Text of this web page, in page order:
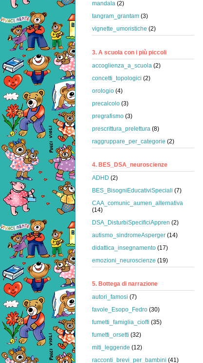
mandala (2)
tangram_grantam (3)
vignette_umoristiche (2)
3. A scuola con i più piccoli
accoglienza_a_scuola (2)
concetti_topologici (2)
orologio (4)
precalcolo (3)
pregrafismo (3)
prescrittura_prelettura (8)
raggruppare_per_categorie (2)
4. BES_DSA_neuroscienze
ADHD (2)
BES_BisogniEducativiSpeciali (7)
CAA_comunic_aumen_alternativa
(14)
DSA_DisturbiSpecificiAppren (2)
autismo_sindromeAsperger (14)
didattica_insegnamento (17)
emozioni_neuroscienze (19)
5. Bottega di narrazione
autori_famosi (7)
favole_Esopo_Fedro (30)
fumetti_famiglia_cioffi (35)
fumetti_orsetti (32)
miti_leggende (12)
racconti_brevi_per_bambini (41)